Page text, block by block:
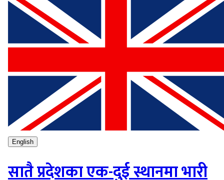
English
सातै प्रदेशका एक-दुई स्थानमा भारी